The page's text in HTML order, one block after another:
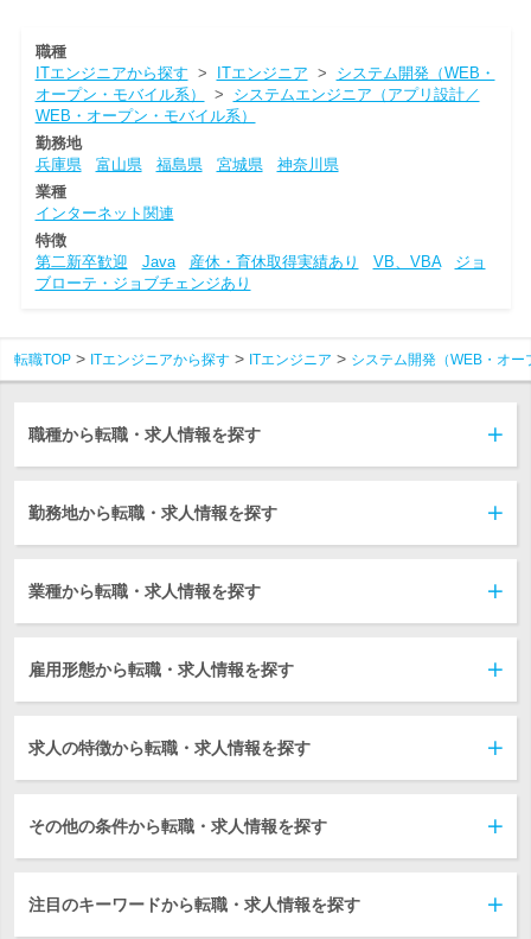
職種
ITエンジニアから探す > ITエンジニア > システム開発（WEB・
オープン・モバイル系）
> システムエンジニア（アプリ設計／
WEB・オープン・モバイル系）
勤務地
兵庫県
富山県 福島県 宮城県
神奈川県
業種
インターネット関連
特徴
第二新卒歓迎
Java 産休・育休取得実績あり VB、VBA
ジョ
ブローテ・ジョブチェンジあり
転職TOP ITエンジニアから探す ITエンジニア システム開発（WEB・オ
職種から転職・求人情報を探す
勤務地から転職・求人情報を探す
業種から転職・求人情報を探す
雇用形態から転職・求人情報を探す
求人の特徴から転職・求人情報を探す
その他の条件から転職・求人情報を探す
注目のキーワードから転職・求人情報を探す